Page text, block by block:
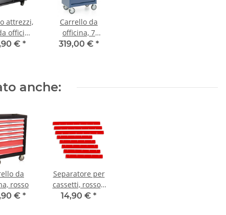
attrezzi,
officina
Pro
€ *
Carrello da
officina, 7
cassetti, blu
319,00 € *
anche:
da
rosso
€ *
Separatore per
cassetti, rosso -
Set, per carrelli
14,90 € *